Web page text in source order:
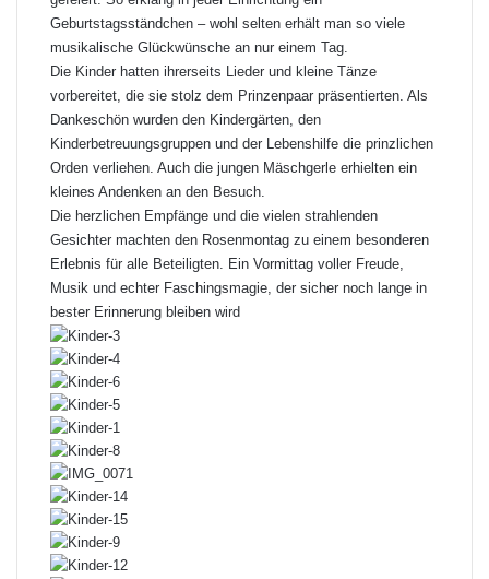
Geburtstagsständchen – wohl selten erhält man so viele
musikalische Glückwünsche an nur einem Tag.
Die Kinder hatten ihrerseits Lieder und kleine Tänze
vorbereitet, die sie stolz dem Prinzenpaar präsentierten. Als
Dankeschön wurden den Kindergärten, den
Kinderbetreuungsgruppen und der Lebenshilfe die prinzlichen
Orden verliehen. Auch die jungen Mäschgerle erhielten ein
kleines Andenken an den Besuch.
Die herzlichen Empfänge und die vielen strahlenden
Gesichter machten den Rosenmontag zu einem besonderen
Erlebnis für alle Beteiligten. Ein Vormittag voller Freude,
Musik und echter Faschingsmagie, der sicher noch lange in
bester Erinnerung bleiben wird